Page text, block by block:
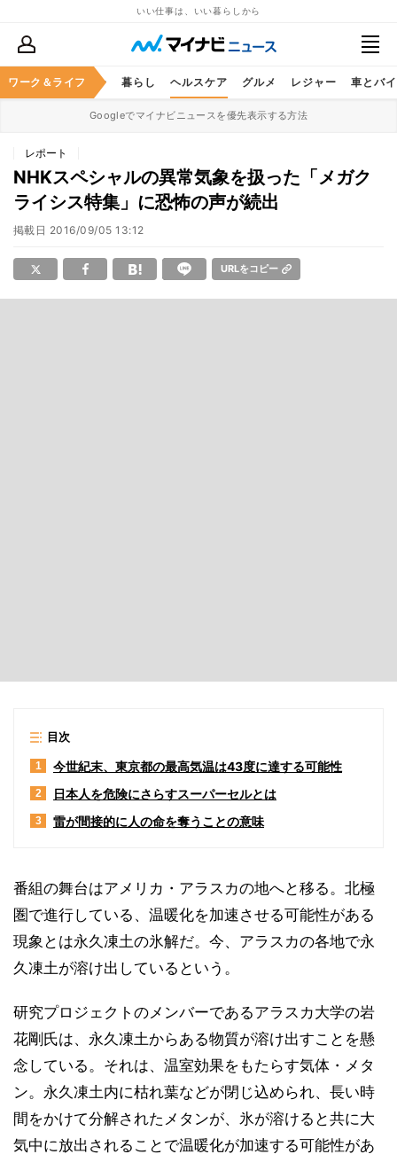
いい仕事は、いい暮らしから
ワーク＆ライフ
ススキル マネー 暮らし ヘルスケア グルメ レジャー 車とバ
Googleでマイナビニュースを優先表示する方法
レポート
NHKスペシャルの異常気象を扱った「メガク
ライシス特集」に恐怖の声が続出
掲載日 2016/09/05 13:12
URLをコピー
目次
1 今世紀末、東京都の最高気温は43度に達する可能性
2 日本人を危険にさらすスーパーセルとは
3 雷が間接的に人の命を奪うことの意味
番組の舞台はアメリカ・アラスカの地へと移る。北極
圏で進行している、温暖化を加速させる可能性がある
現象とは永久凍土の氷解だ。今、アラスカの各地で永
久凍土が溶け出しているという。
研究プロジェクトのメンバーであるアラスカ大学の岩
花剛氏は、永久凍土からある物質が溶け出すことを懸
念している。それは、温室効果をもたらす気体・メタ
ン。永久凍土内に枯れ葉などが閉じ込められ、長い時
間をかけて分解されたメタンが、氷が溶けると共に大
気中に放出されることで温暖化が加速する可能性があ